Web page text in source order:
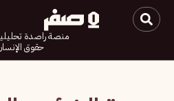
منصة راصدة
حقوق